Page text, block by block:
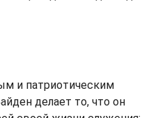
и патриотическим
делает то, что он